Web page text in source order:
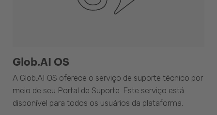
Glob.AI OS
A Glob.AI OS oferece o serviço de suporte técnico por
meio de seu Portal de Suporte. Este serviço está
disponível para todos os usuários da plataforma.